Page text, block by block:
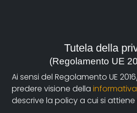
Genre:
Society
Tutela della
(Regolamento UE
Ai sensi del Regolamento UE
predere visione della
descrive la policy a cui si